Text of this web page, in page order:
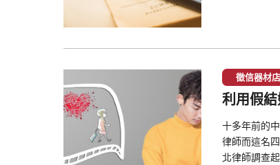
徵信器材店
利用假
十多年前的
律師而這名
北律師調查